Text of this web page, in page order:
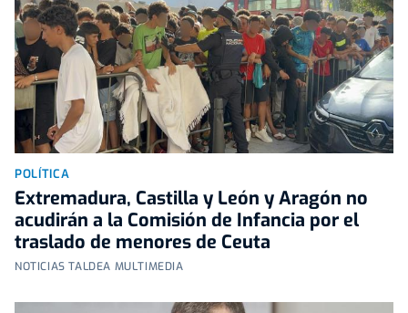
POLÍTICA
Extremadura, Castilla y León y Aragón no
acudirán a la Comisión de Infancia por el
traslado de menores de Ceuta
NOTICIAS TALDEA MULTIMEDIA